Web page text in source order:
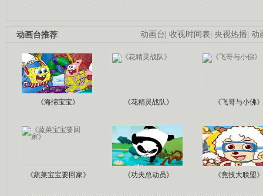
动画台| 收视时间表| 央视热播| 动
动画台推荐
《海绵宝宝》 《花精灵战队》 《飞哥与小佛》
《蔬菜宝宝要回家》 《功夫总动员》 《竞技大联盟》